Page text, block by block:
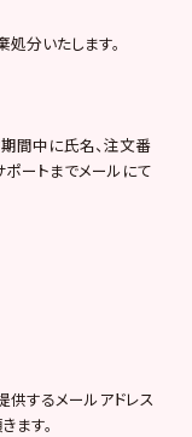
分いたします。
間中に氏名、注文番
ートまでメールにて
供するメールアドレス
ます。